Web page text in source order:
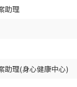
助理
助理(身心健康中心)